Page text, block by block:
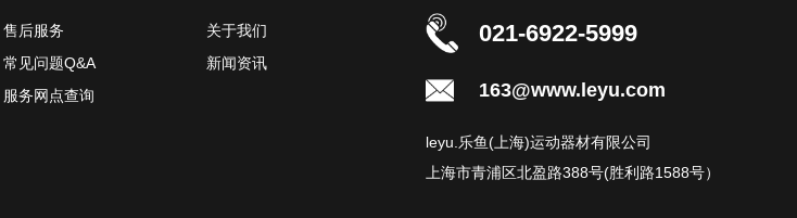
售后服务
常见问题Q&A
服务网点查询
关于我们
新闻资讯
021-6922-5999
163@www.leyu.com
leyu.乐鱼(上海)运动器材有限公司
上海市青浦区北盈路388号(胜利路1588号）